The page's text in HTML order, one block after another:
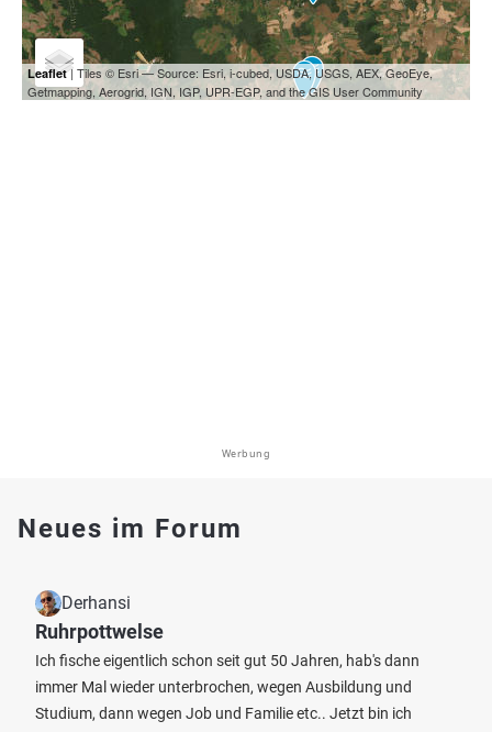
Leaflet| Tiles © Esri — Source: Esri, i-cubed, USDA, USGS, AEX, GeoEye,
Getmapping, Aerogrid, IGN, IGP, UPR-EGP, and the GIS User Community
Werbung
Neues im Forum
Derhansi
Ruhrpottwelse
Ich fische eigentlich schon seit gut 50 Jahren, hab's dann
immer Mal wieder unterbrochen, wegen Ausbildung und
Studium, dann wegen Job und Familie etc.. Jetzt bin ich